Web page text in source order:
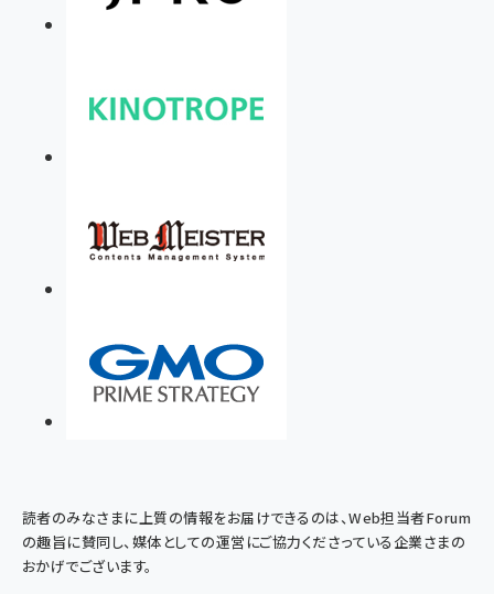
読者のみなさまに上質の情報をお届けできるのは、Web担当者Forum
の趣旨に賛同し、媒体としての運営にご協力くださっている企業さまの
おかげでございます。